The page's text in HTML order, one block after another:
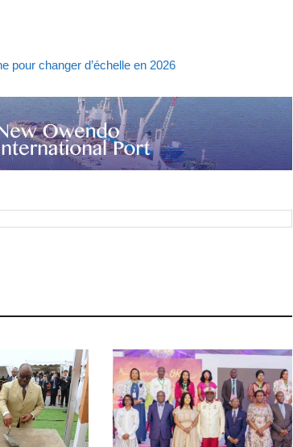
pour changer d’échelle en 2026